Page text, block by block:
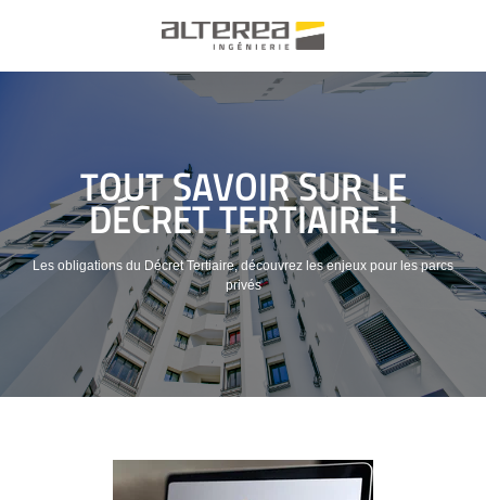
TOUT SAVOIR SUR LE
DÉCRET TERTIAIRE !
Les obligations du Décret Tertiaire, découvrez les enjeux pour les parcs
privés